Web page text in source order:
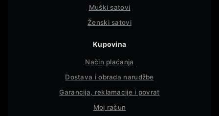
Muški satovi
Ženski satovi
Kupovina
Način plaćanja
Dostava i obrada narudžbe
Garancija, reklamacije i povrat
Moj račun